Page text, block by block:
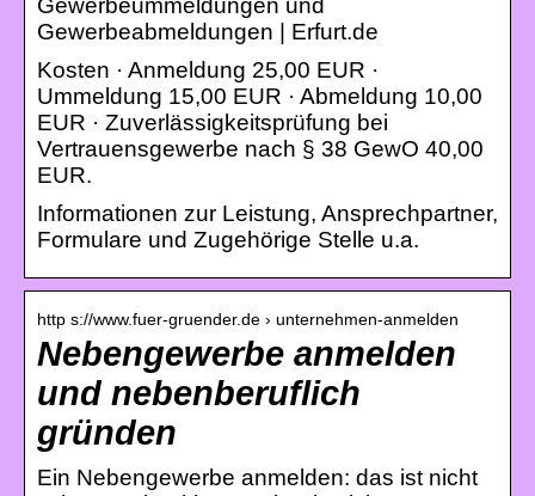
Gewerbeummeldungen und
Gewerbeabmeldungen | Erfurt.de
Kosten · Anmeldung 25,00 EUR ·
Ummeldung 15,00 EUR · Abmeldung 10,00
EUR · Zuverlässigkeitsprüfung bei
Vertrauensgewerbe nach § 38 GewO 40,00
EUR.
Informationen zur Leistung, Ansprechpartner,
Formulare und Zugehörige Stelle u.a.
http s://www.fuer-gruender.de › unternehmen-anmelden
Nebengewerbe anmelden
und nebenberuflich
gründen
Ein Nebengewerbe anmelden: das ist nicht